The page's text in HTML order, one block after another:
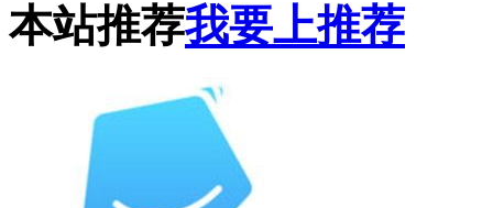
本站推荐我要上推荐